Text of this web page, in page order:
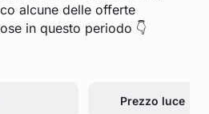
alcune delle offerte
in questo periodo 👇
Prezzo luce